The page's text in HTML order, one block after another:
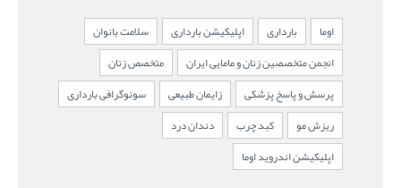
اوما بارداری اپلیکیشن بارداری
سلامت بانوان
انجمن متخصصین زنان و مامایی ایران
متخصص زنان
پرسش و پاسخ پزشکی
زایمان طبیعی
سونوگرافی بارداری
ریزش مو
کبد چرب
دندان درد
اپلیکیشن اندروید اوما